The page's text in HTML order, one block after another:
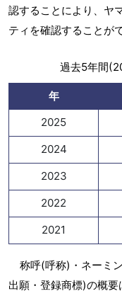
認することにより、ヤ
ティを確認することが
過去5年間
年
2025
2024
2023
2022
2021
称呼(呼称)・ネーミ
出願・登録商標)の概要